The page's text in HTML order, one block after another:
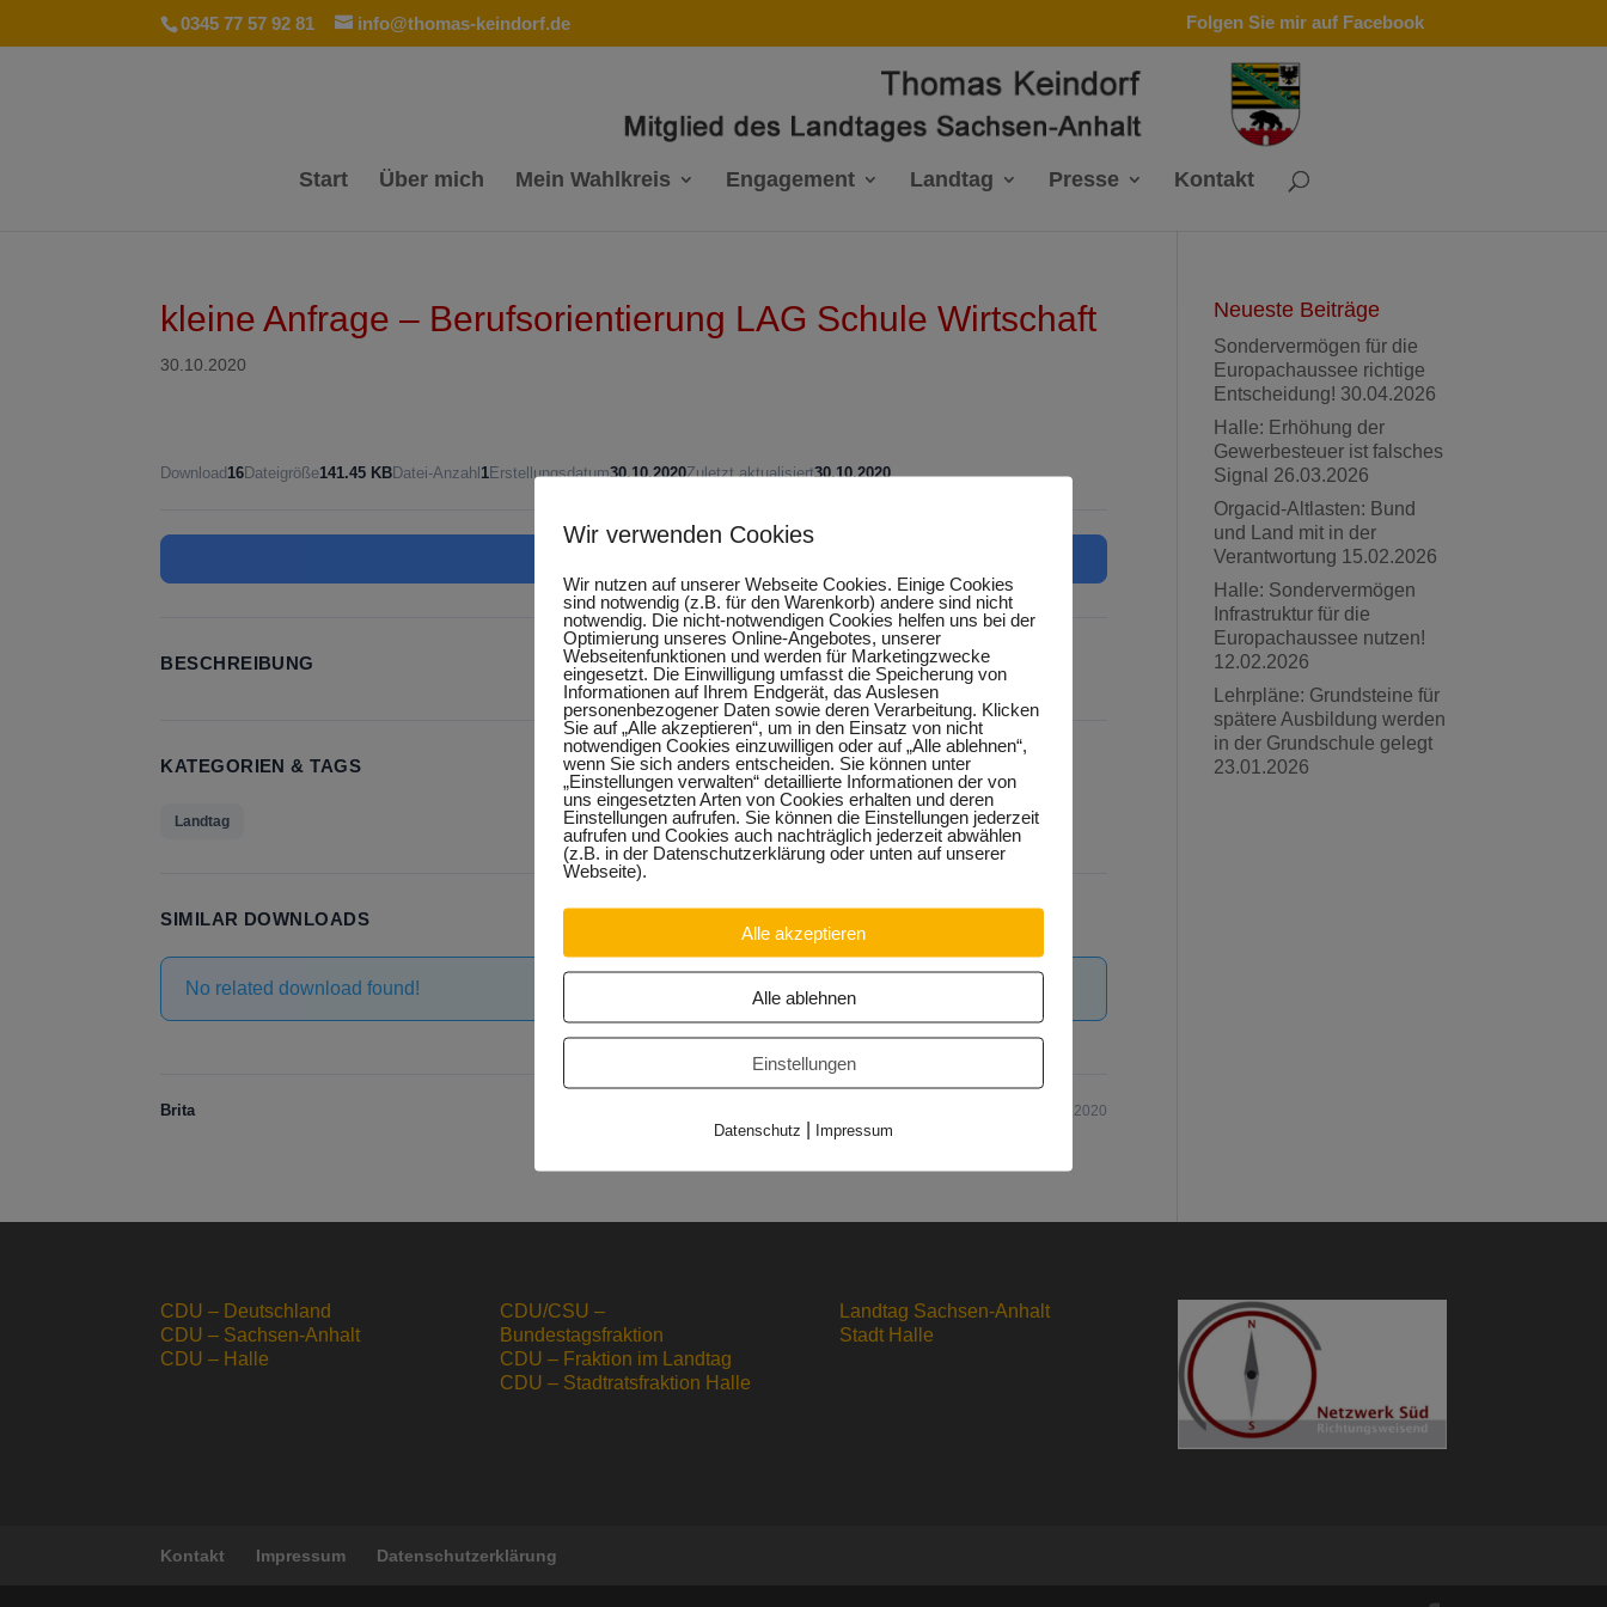
0345 77 57 92 81 info@thomas-keindorf.de Folgen Sie mir auf Facebook
Start Über mich Mein Wahlkreis Engagement Landtag Presse Kontakt
kleine Anfrage – Berufsorientierung LAG Schule Wirtschaft
30.10.2020
Download 16Dateigröße141.45 KBDatei-Anzahl 1Erstellungsdatum30.10.2020Zuletzt aktualisiert30.10.2020
BESCHREIBUNG
KATEGORIEN & TAGS
Landtag
SIMILAR DOWNLOADS
No related download found!
Brita Updated 30.10.2020
Neueste Beiträge
Sondervermögen für die
Europachaussee richtige
Entscheidung! 30.04.2026
Halle: Erhöhung der
Gewerbesteuer ist falsches
Signal 26.03.2026
Orgacid-Altlasten: Bund
und Land mit in der
Verantwortung 15.02.2026
Halle: Sondervermögen
Infrastruktur für die
Europachaussee nutzen!
12.02.2026
Lehrpläne: Grundsteine für
spätere Ausbildung werden
in der Grundschule gelegt
23.01.2026
CDU – Deutschland
CDU – Sachsen-Anhalt
CDU – Halle
CDU/CSU –
Bundestagsfraktion
CDU – Fraktion im Landtag
CDU – Stadtratsfraktion Halle
Landtag Sachsen-Anhalt
Stadt Halle
Kontakt Impressum Datenschutzerklärung
Wir verwenden Cookies
Wir nutzen auf unserer Webseite Cookies. Einige Cookies
sind notwendig (z.B. für den Warenkorb) andere sind nicht
notwendig. Die nicht-notwendigen Cookies helfen uns bei der
Optimierung unseres Online-Angebotes, unserer
Webseitenfunktionen und werden für Marketingzwecke
eingesetzt. Die Einwilligung umfasst die Speicherung von
Informationen auf Ihrem Endgerät, das Auslesen
personenbezogener Daten sowie deren Verarbeitung. Klicken
Sie auf „Alle akzeptieren“, um in den Einsatz von nicht
notwendigen Cookies einzuwilligen oder auf „Alle ablehnen“,
wenn Sie sich anders entscheiden. Sie können unter
„Einstellungen verwalten“ detaillierte Informationen der von
uns eingesetzten Arten von Cookies erhalten und deren
Einstellungen aufrufen. Sie können die Einstellungen jederzeit
aufrufen und Cookies auch nachträglich jederzeit abwählen
(z.B. in der Datenschutzerklärung oder unten auf unserer
Webseite).
Alle akzeptieren
Alle ablehnen
Einstellungen
Datenschutz | Impressum